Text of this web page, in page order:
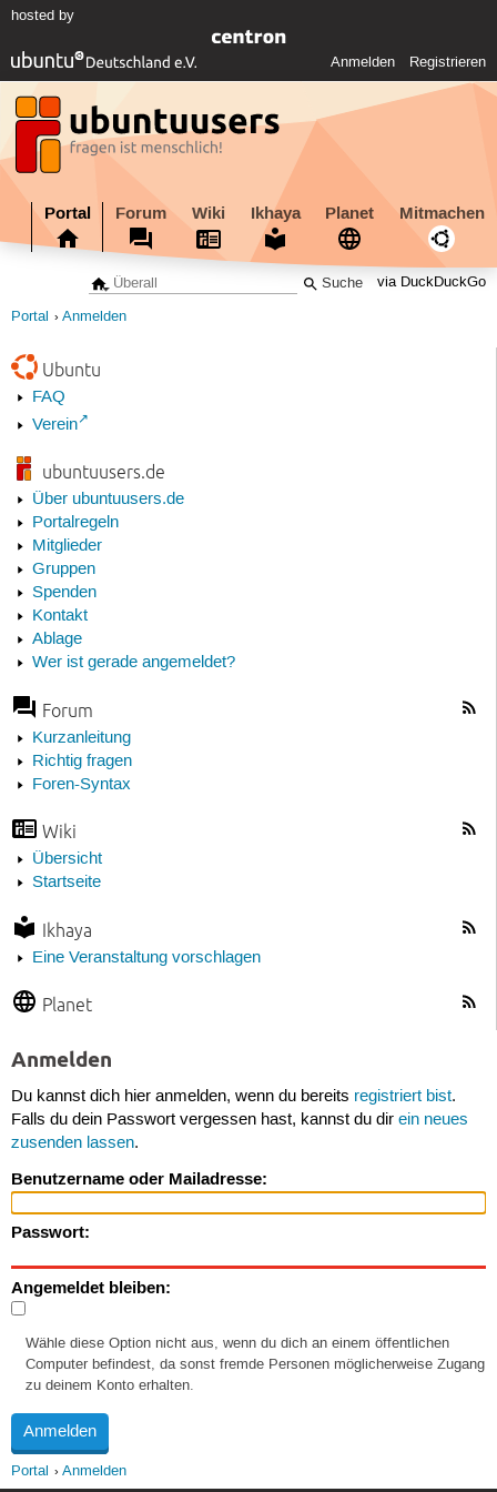
hosted by
Anmelden Registrieren
Portal Forum Wiki Ikhaya Planet Mitmachen
via DuckDuckGo
Portal Anmelden
Ubuntu
FAQ
Verein
ubuntuusers.de
Über ubuntuusers.de
Portalregeln
Mitglieder
Gruppen
Spenden
Kontakt
Ablage
Wer ist gerade angemeldet?
Forum
Kurzanleitung
Richtig fragen
Foren-Syntax
Wiki
Übersicht
Startseite
Ikhaya
Eine Veranstaltung vorschlagen
Planet
Anmelden
Du kannst dich hier anmelden, wenn du bereits registriert bist.
Falls du dein Passwort vergessen hast, kannst du dir ein neues
zusenden lassen.
Benutzername oder Mailadresse:
Passwort:
Angemeldet bleiben:
Wähle diese Option nicht aus, wenn du dich an einem öffentlichen
Computer befindest, da sonst fremde Personen möglicherweise Zugang
zu deinem Konto erhalten.
Portal Anmelden